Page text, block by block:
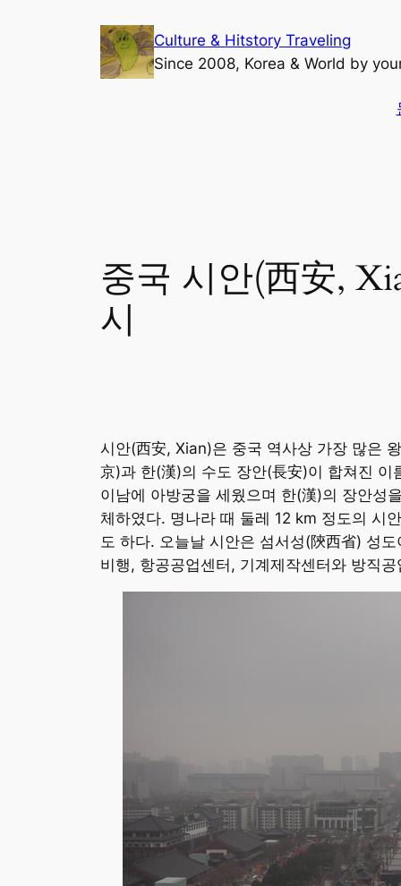
Culture & Hitstory Traveling
Since 2008, Korea & World by
중국 시안(西安,
시
시안(西安, Xian)은 중국 역사상 가장 많은
京)과 한(漢)의 수도 장안(長安)이 합쳐진
이남에 아방궁을 세웠으며 한(漢)의 장안성
체하였다. 명나라 때 둘레 12 km 정도의 시
도 하다. 오늘날 시안은 섬서성(陝西省) 성
비행, 항공공업센터, 기계제작센터와 방직